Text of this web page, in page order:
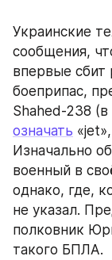
Украинские
сообщения,
впервые
боеприпас,
означать
Изначально
военный в
однако, где,
не указал.
полковник
такого БПЛА.